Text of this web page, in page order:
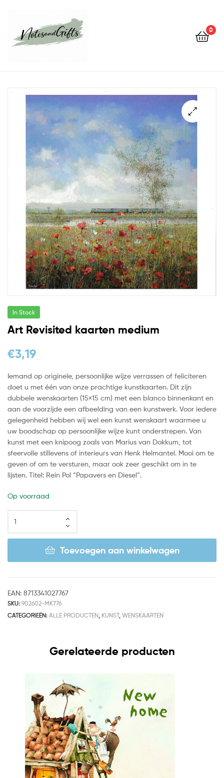
0
In Stock
Art Revisited kaarten medium
€3,19
Iemand op originele, persoonlijke wijze verrassen of feliciteren
doet u met één van onze prachtige kunstkaarten. Dit zijn
dubbele wenskaarten (15×15 cm) met een blanco binnenkant en
aan de voorzijde een afbeelding van een kunstwerk. Voor iedere
gelegenheid hebben wij wel een kunst wenskaart waarmee u
uw boodschap op persoonlijke wijze kunt onderstrepen. Van
kunst met een knipoog zoals van Marius van Dokkum, tot
sfeervolle stillevens of interieurs van Henk Helmantel. Mooi om te
geven of om te versturen, maar ook zeer geschikt om in te
lijsten. Titel: Rein Pol “Papavers en Diesel”.
Op voorraad
Toevoegen aan winkelwagen
EAN: 8713341027767
SKU: 902602-MK776
CATEGORIEËN: ALLE PRODUCTEN KUNST, WENSKAARTEN
Gerelateerde producten